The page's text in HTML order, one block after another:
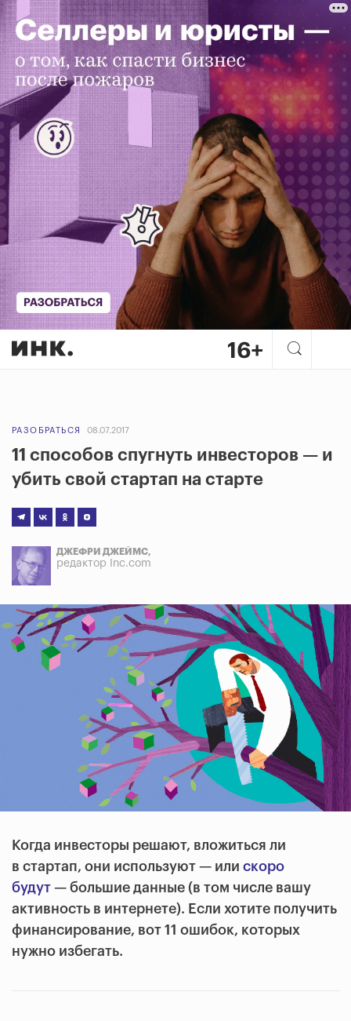
РАЗОБРАТЬСЯ 08.07.2017
11 способов спугнуть инвесторов — и
убить свой стартап на старте
ДЖЕФРИ ДЖЕЙМС,
редактор Inc.com
Когда инвесторы решают, вложиться ли
в стартап, они используют — или скоро
будут — большие данные (в том числе вашу
активность в интернете). Если хотите получить
финансирование, вот 11 ошибок, которых
нужно избегать.